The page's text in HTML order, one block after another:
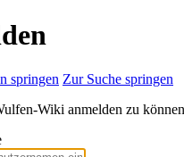
springen Zur Suche springen
Wiki anmelden zu